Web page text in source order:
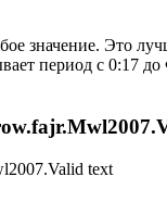
значение. Это
период с 0:17
text